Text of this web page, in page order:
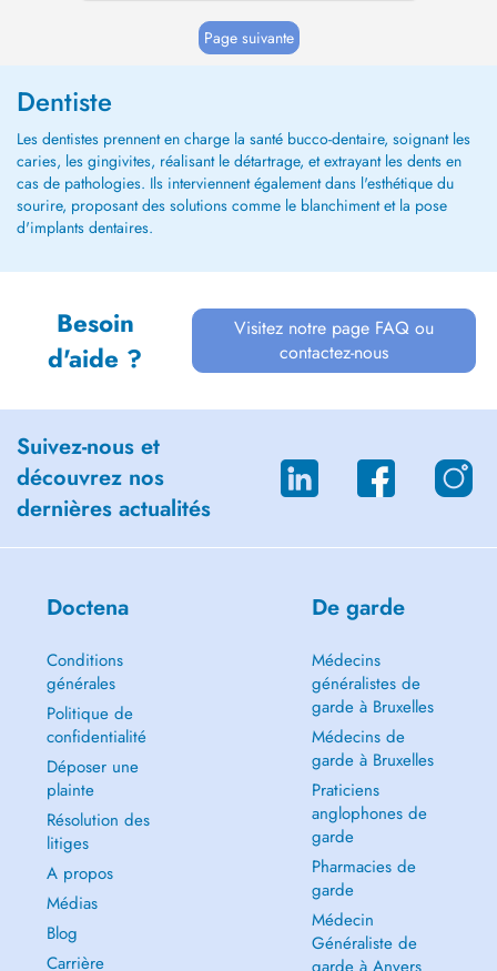
with conventional prices....
Page suivante
Dentiste
Les dentistes prennent en charge la santé bucco-dentaire, soignant les
caries, les gingivites, réalisant le détartrage, et extrayant les dents en
cas de pathologies. Ils interviennent également dans l'esthétique du
sourire, proposant des solutions comme le blanchiment et la pose
d'implants dentaires.
Besoin
d'aide ?
Visitez notre page FAQ ou
contactez-nous
Suivez-nous et
découvrez nos
dernières actualités
Doctena
Conditions
générales
Politique de
confidentialité
Déposer une
plainte
Résolution des
litiges
A propos
Médias
Blog
Carrière
De garde
Médecins
généralistes de
garde à Bruxelles
Médecins de
garde à Bruxelles
Praticiens
anglophones de
garde
Pharmacies de
garde
Médecin
Généraliste de